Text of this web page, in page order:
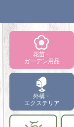
花苗・
ガーデン用品
外構・
エクステリア